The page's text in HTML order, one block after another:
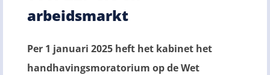
arbeidsmarkt
Per 1 januari 2025 heft het kabinet het
handhavingsmoratorium op de Wet